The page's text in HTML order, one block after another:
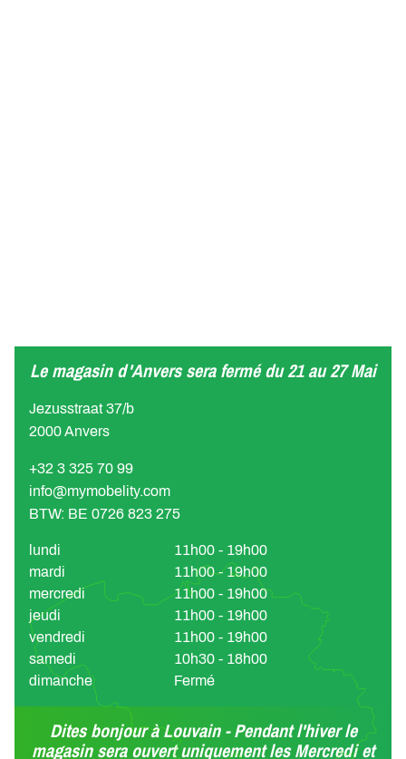
Le magasin d'Anvers sera fermé du 21 au 27 Mai
Jezusstraat 37/b
2000 Anvers
+32 3 325 70 99
info@mymobelity.com
BTW: BE 0726 823 275
lundi
11h00 - 19h00
mardi
11h00 - 19h00
mercredi
11h00 - 19h00
jeudi
11h00 - 19h00
vendredi
11h00 - 19h00
samedi
10h30 - 18h00
dimanche
Fermé
Dites bonjour à Louvain - Pendant l'hiver le
magasin sera ouvert uniquement les Mercredi et